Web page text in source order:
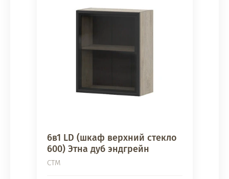
6в1 LD (шкаф верхний стекло
600) Этна дуб эндгрейн
СТМ